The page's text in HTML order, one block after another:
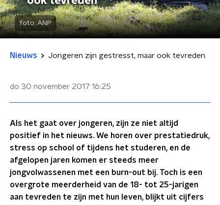
foto: ANP
Nieuws Jongeren zijn gestresst, maar ook tevreden
do 30 november 2017 16:25
Als het gaat over jongeren, zijn ze niet altijd
positief in het nieuws. We horen over prestatiedruk,
stress op school of tijdens het studeren, en de
afgelopen jaren komen er steeds meer
jongvolwassenen met een burn-out bij. Toch is een
overgrote meerderheid van de 18- tot 25-jarigen
aan tevreden te zijn met hun leven, blijkt uit cijfers